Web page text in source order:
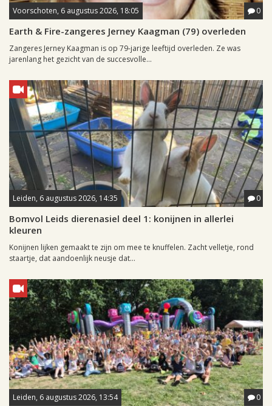
Voorschoten, 6 augustus 2026, 18:05 0
Earth & Fire-zangeres Jerney Kaagman (79) overleden
Zangeres Jerney Kaagman is op 79-jarige leeftijd overleden. Ze was
jarenlang het gezicht van de succesvolle...
Leiden, 6 augustus 2026, 14:35 0
Bomvol Leids dierenasiel deel 1: konijnen in allerlei
kleuren
Konijnen lijken gemaakt te zijn om mee te knuffelen. Zacht velletje, rond
staartje, dat aandoenlijk neusje dat...
Leiden, 6 augustus 2026, 13:54 0